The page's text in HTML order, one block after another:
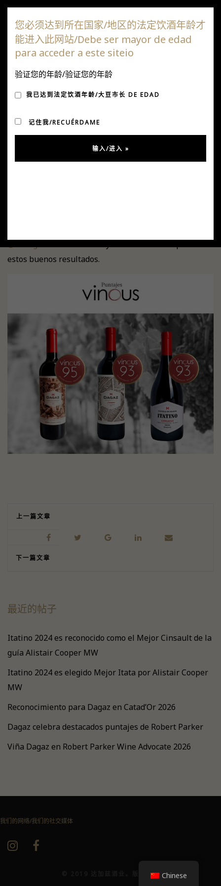
PUNTAJES POR JOAQUÍN
HIDALGO
发表于 7 月 29, 2024经过乌苏拉·冈萨雷斯在消息
estos buenos resultados.
上一篇文章
下一篇文章
最近的帖子
Itatino 2024 es reconocido como el Mejor Cinsault de la
guía Alistair Cooper MW
Itatino 2024 es elegido Mejor Itata por Alistair Cooper
MW
Reconocimiento para Dagaz en Catad’Or 2026
Dagaz celebra destacados puntajes de Robert Parker
Viña Dagaz en Robert Parker Wine Advocate 2026
我们的网络/我们的社交媒体
© 2019 达加兹酒业。版权所有 Chinese
您必须达到所在国家/地区的法定饮酒年龄才
能进入此网站/Debe ser mayor de edad
para acceder a este siteio
验证您的年龄/验证您的年龄
我已达到法定饮酒年龄/大豆市长 DE EDAD
记住我/RECUÉRDAME